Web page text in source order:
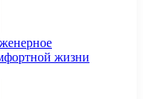
жизни